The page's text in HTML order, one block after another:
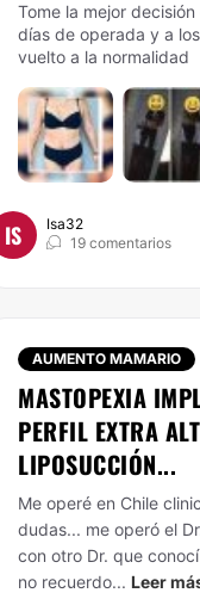
Tome la mejor
días de operada y a
vuelto a la normalidad
IS
Isa32
19 comentarios
AUMENTO MAMARIO
MASTOPEXIA
PERFIL EXTRA
LIPOSUCCIÓN...
Me operé en Chile
dudas... me operó el
con otro Dr. que
no recuerdo... Leer